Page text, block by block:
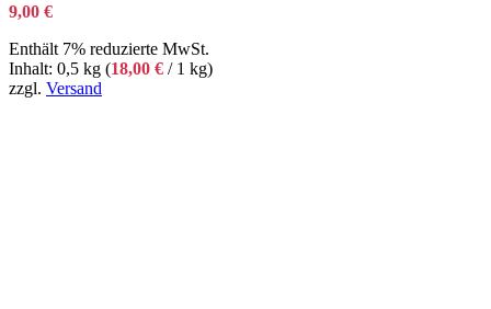
9,00 €
Enthält 7% reduzierte MwSt.
Inhalt: 0,5 kg (18,00 € / 1 kg)
zzgl. Versand